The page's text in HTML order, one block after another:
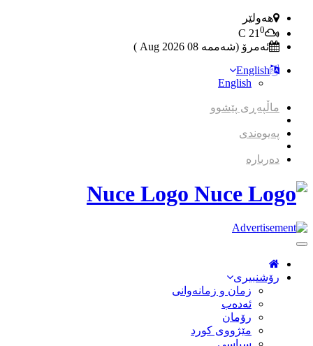
هەولێر
21 0
ئەمرۆ (شەممە 08 2026 Aug )
English
English
ماڵپەڕی پێشوو
پەیوەندی
دەربارە
Nuce Logo
Toggle
Navigation
رۆشنبیری
زمان و زمانه‌وانی
ئەدەب
رۆمان
مێژووى کورد